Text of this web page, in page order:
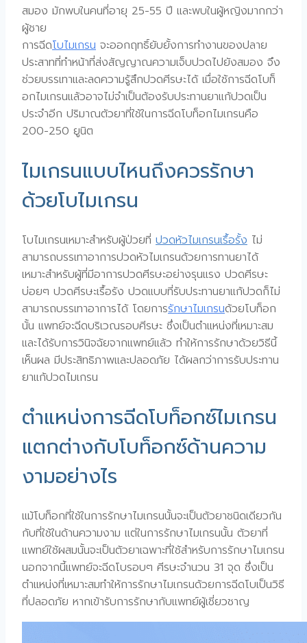
สมอง มักพบในคนที่อายุ 25-55 ปี และพบในผู้หญิงมากกว่า
ผู้ชาย
การฉีดโบไมเกรน จะออกฤทธิ์ยับยั้งการทำงานของปลาย
ประสาทที่ทำหน้าที่ส่งสัญญาณความเจ็บปวดไปยังสมอง จึง
ช่วยบรรเทาและลดความรู้สึกปวดศีรษะได้ เมื่อใช้การฉีดโบท็
อกไมเกรนแล้วอาจไม่จำเป็นต้องรับประทานยาแก้ปวดเป็น
ประจำอีก ปริมาณตัวยาที่ใช้ในการฉีดโบท็อกไมเกรนคือ
200-250 ยูนิต
ไมเกรนแบบไหนถึงควรรักษา
ด้วยโบไมเกรน
โบไมเกรนเหมาะสำหรับผู้ป่วยที่ ปวดหัวไมเกรนเรื้อรั้ง ไม่
สามารถบรรเทาอาการปวดหัวไมเกรนด้วยการทานยาได้
เหมาะสำหรับผู้ที่มีอาการปวดศีรษะอย่างรุนแรง ปวดศีรษะ
บ่อยๆ ปวดศีรษะเรื้อรัง ปวดแบบที่รับประทานยาแก้ปวดก็ไม่
สามารถบรรเทาอาการได้ โดยการรักษาไมเกรนด้วยโบท็อก
นั้น แพทย์จะฉีดบริเวณรอบศีรษะ ซึ่งเป็นตำแหน่งที่เหมาะสม
และได้รับการวินิจฉัยจากแพทย์แล้ว ทำให้การรักษาด้วยวิธีนี้
เห็นผล มีประสิทธิภาพและปลอดภัย ได้ผลกว่าการรับประทาน
ยาแก้ปวดไมเกรน
ตำแหน่งการฉีดโบท็อกซ์ไมเกรน
แตกต่างกับโบท็อกซ์ด้านความ
งามอย่างไร
แม้โบท็อกที่ใช้ในการรักษาไมเกรนนั้นจะเป็นตัวยาชนิดเดียวกัน
กับที่ใช้ในด้านความงาม แต่ในการรักษาไมเกรนนั้น ตัวยาที่
แพทย์ใช้ผสมนั้นจะเป็นตัวยาเฉพาะที่ใช้สำหรับการรักษาไมเกรน
นอกจากนี้แพทย์จะฉีดโบรอบๆ ศีรษะจำนวน 31 จุด ซึ่งเป็น
ตำแหน่งที่เหมาะสมทำให้การรักษาไมเกรนด้วยการฉีดโบเป็นวิธี
ที่ปลอดภัย หากเข้ารับการรักษากับแพทย์ผู้เชี่ยวชาญ